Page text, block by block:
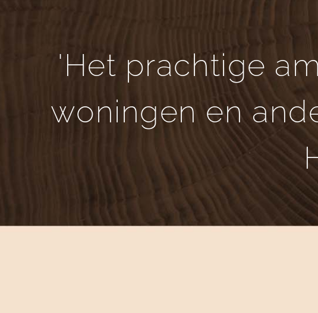
'Het prachtige
woningen en